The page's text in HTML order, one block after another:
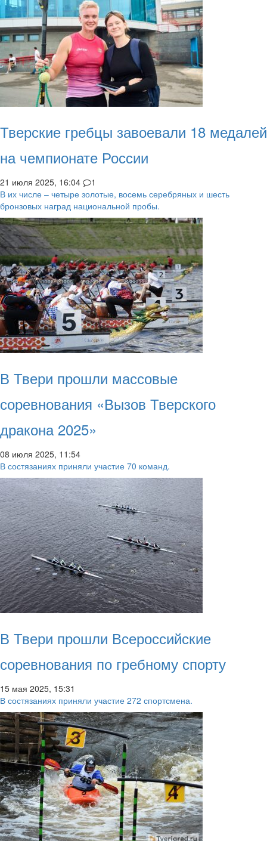
Тверские гребцы завоевали 18 медалей
на чемпионате России
21 июля 2025, 16:04
1
В их числе – четыре золотые, восемь серебряных и шесть
бронзовых наград национальной пробы.
В Твери прошли массовые
соревнования «Вызов Тверского
дракона 2025»
08 июля 2025, 11:54
В состязаниях приняли участие 70 команд.
В Твери прошли Всероссийские
соревнования по гребному спорту
15 мая 2025, 15:31
В состязаниях приняли участие 272 спортсмена.